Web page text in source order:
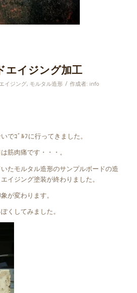
エイジング加工
エイジング, モルタル造形 / 作成者: info
でｺﾞﾙﾌに行ってきました。
筋肉痛です・・・。
たモルタル造形のサンプルボードの造
イジング塗装が終わりました。
が変わります。
くしてみました。